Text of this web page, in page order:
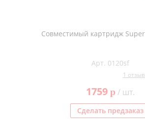
Совместимый картридж
Арт. 0120sf
1
1759 p/ шт.
Сделать предзаказ